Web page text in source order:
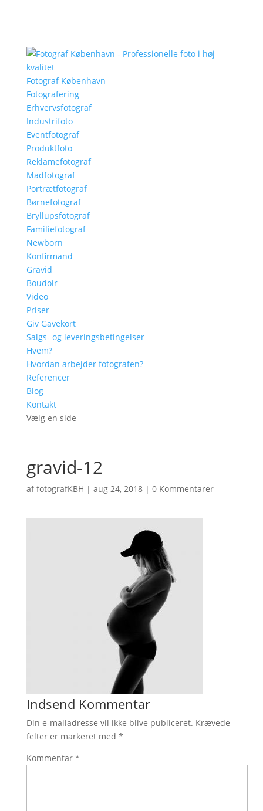
Fotograf København
Fotografering
Erhvervsfotograf
Industrifoto
Eventfotograf
Produktfoto
Reklamefotograf
Madfotograf
Portrætfotograf
Børnefotograf
Bryllupsfotograf
Familiefotograf
Newborn
Konfirmand
Gravid
Boudoir
Video
Priser
Giv Gavekort
Salgs- og leveringsbetingelser
Hvem?
Hvordan arbejder fotografen?
Referencer
Blog
Kontakt
Vælg en side
gravid-12
affotografKBH | aug 24, 2018| 0 Kommentarer
Indsend Kommentar
Din e-mailadresse vil ikke blive publiceret. Krævede
felter er markeret med *
Kommentar *